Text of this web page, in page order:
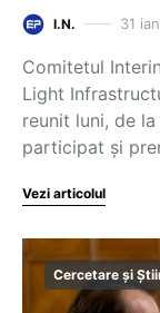
I.N. 31
Comitetul
Light
reunit luni, de
participat și
Vezi articolul
Cercetare și